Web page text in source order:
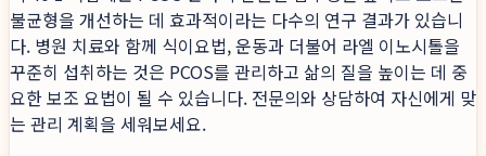
불균형을 개선하는 데 효과적이라는 다수의 연구 결과가 있습니
다. 병원 치료와 함께 식이요법, 운동과 더불어 라엘 이노시톨을
꾸준히 섭취하는 것은 PCOS를 관리하고 삶의 질을 높이는 데 중
요한 보조 요법이 될 수 있습니다. 전문의와 상담하여 자신에게 맞
는 관리 계획을 세워보세요.